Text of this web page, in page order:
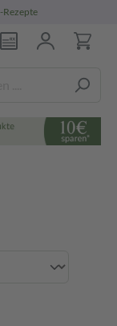
Rezepte